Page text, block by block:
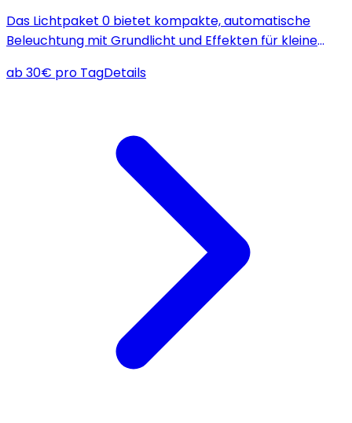
Das Lichtpaket 0 bietet kompakte, automatische
Beleuchtung mit Grundlicht und Effekten für kleine
und Alleinunterhalter.
ab30€ pro TagDetails